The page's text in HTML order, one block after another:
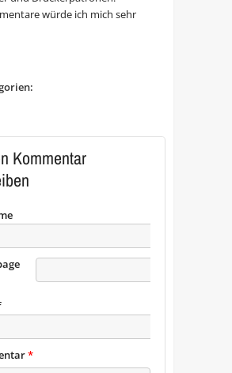
würde ich mich sehr
Kommentar
*